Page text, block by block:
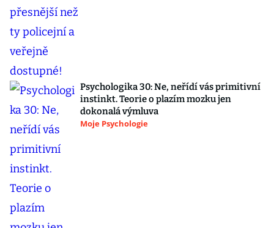
Psychologika 30: Ne, neřídí vás primitivní
instinkt. Teorie o plazím mozku jen
dokonalá výmluva
Moje Psychologie